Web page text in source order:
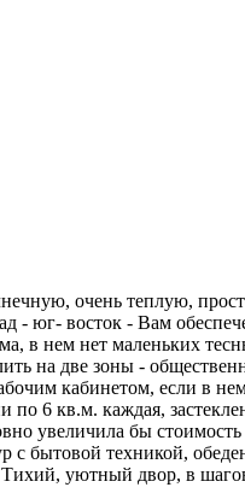
очень теплую,
- юг- восток - Вам
в нем нет маленьких
на две зоны -
кабинетом, если в
по 6 кв.м. каждая,
увеличила бы
с бытовой техникой,
Тихий, уютный двор, в